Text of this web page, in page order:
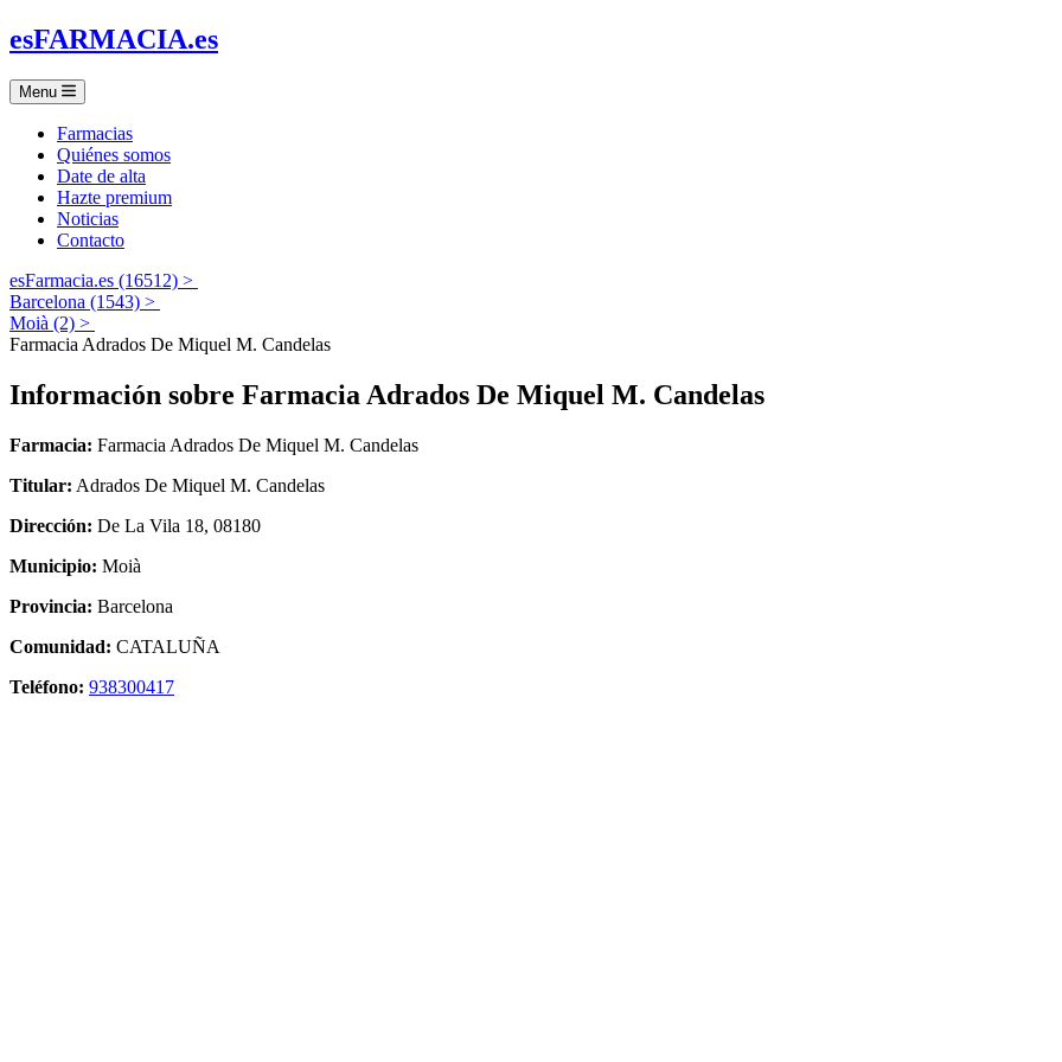
esFARMACIA.es
Menu
Farmacias
Quiénes somos
Date de alta
Hazte premium
Noticias
Contacto
esFarmacia.es (16512) >
Barcelona (1543) >
Moià (2) >
Farmacia Adrados De Miquel M. Candelas
Información sobre Farmacia Adrados De Miquel M. Candelas
Farmacia: Farmacia Adrados De Miquel M. Candelas
Titular: Adrados De Miquel M. Candelas
Dirección: De La Vila 18, 08180
Municipio: Moià
Provincia: Barcelona
Comunidad: CATALUÑA
Teléfono: 938300417